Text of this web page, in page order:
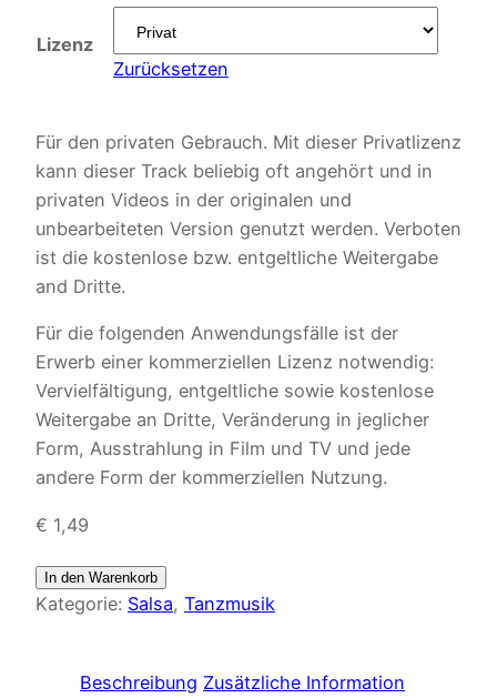
Lizenz
Zurücksetzen
Für den privaten Gebrauch. Mit dieser Privatlizenz
kann dieser Track beliebig oft angehört und in
privaten Videos in der originalen und
unbearbeiteten Version genutzt werden. Verboten
ist die kostenlose bzw. entgeltliche Weitergabe
and Dritte.
Für die folgenden Anwendungsfälle ist der
Erwerb einer kommerziellen Lizenz notwendig:
Vervielfältigung, entgeltliche sowie kostenlose
Weitergabe an Dritte, Veränderung in jeglicher
Form, Ausstrahlung in Film und TV und jede
andere Form der kommerziellen Nutzung.
€ 1,49
In den Warenkorb
Kategorie: Salsa, Tanzmusik
Beschreibung Zusätzliche Information